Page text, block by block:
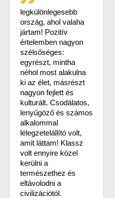
legkülönlegesebb
ország, ahol valaha
jártam! Pozitív
értelemben nagyon
szélsőséges:
egyrészt, mintha
néhol most alakulna
ki az élet, másrészt
nagyon fejlett és
kulturált. Csodálatos,
lenyűgöző és számos
alkalommal
lélegzetelállító volt,
amit láttam! Klassz
volt ennyire közel
kerülni a
természethez és
eltávolodni a
civilizációtól.